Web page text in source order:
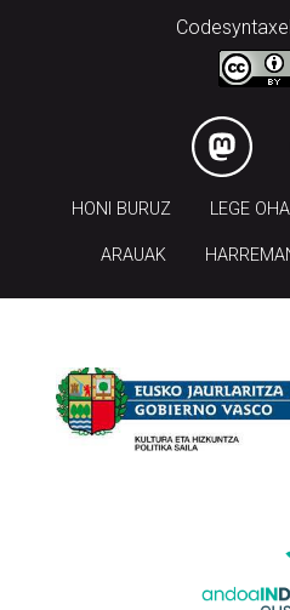
HONI BURUZ LEGE
ARAUAK